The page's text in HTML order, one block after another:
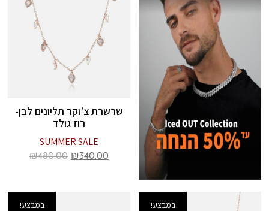
שרשרת צ’וקר תליונים לבן-
רוז גולד
SUMMER SALE
₪340.00
₪480.00
במבצע! במבצע!